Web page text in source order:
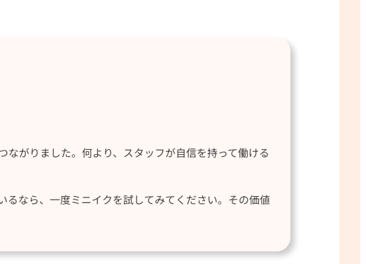
がりました。何より、スタッフが自信を持って働ける
なら、一度ミニイクを試してみてください。その価値